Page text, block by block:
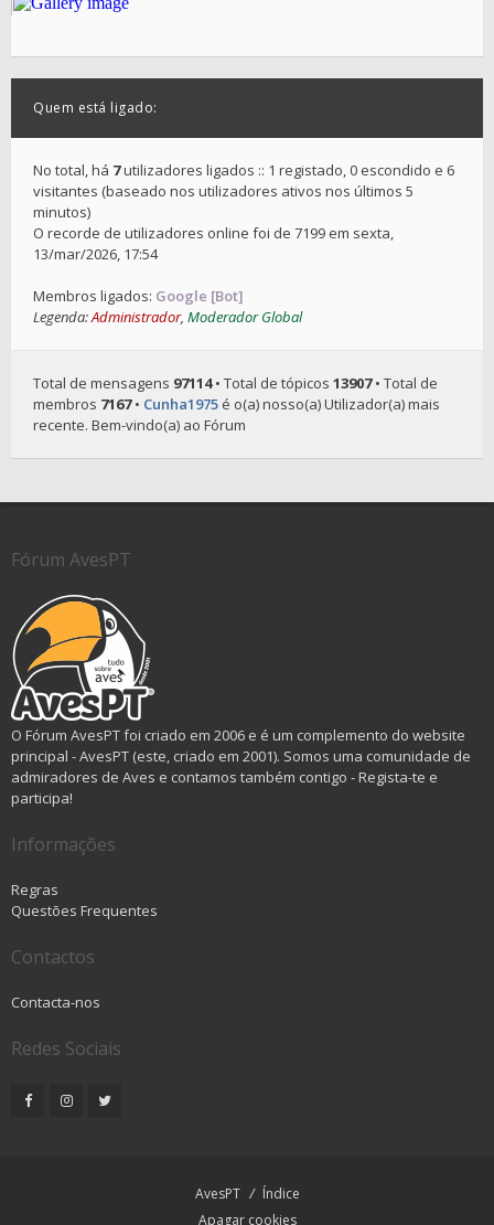
Quem está ligado:
No total, há 7utilizadores ligados :: 1 registado, 0 escondido e 6
visitantes (baseado nos utilizadores ativos nos últimos 5
minutos)
O recorde de utilizadores online foi de 7199 em sexta,
13/mar/2026, 17:54
Membros ligados: Google [Bot]
Legenda:Administrador, Moderador Global
Total de mensagens 97114• Total de tópicos 13907• Total de
membros 7167• Cunha1975 é o(a) nosso(a) Utilizador(a) mais
recente. Bem-vindo(a) ao Fórum
Fórum AvesPT
O Fórum AvesPT foi criado em 2006 e é um complemento do website
principal - AvesPT (este, criado em 2001). Somos uma comunidade de
admiradores de Aves e contamos também contigo - Regista-te e
participa!
Informações
Regras
Questões Frequentes
Contactos
Contacta-nos
Redes Sociais
AvesPT
Índice
Apagar cookies